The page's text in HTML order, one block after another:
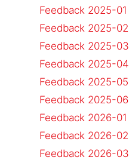
Feedback 2025-01
Feedback 2025-02
Feedback 2025-03
Feedback 2025-04
Feedback 2025-05
Feedback 2025-06
Feedback 2026-01
Feedback 2026-02
Feedback 2026-03